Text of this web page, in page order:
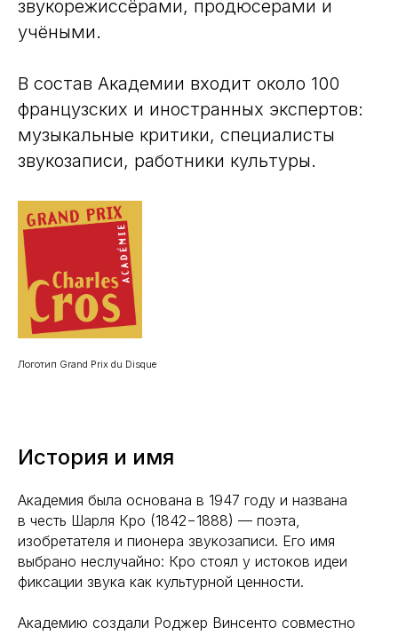
звукорежиссёрами, продюсерами и
учёными.
В состав Академии входит около 100
французских и иностранных экспертов:
музыкальные критики, специалисты
звукозаписи, работники культуры.
Логотип Grand Prix du Disque
История и имя
Академия была основана в 1947 году и названа
в честь Шарля Кро (1842−1888) — поэта,
изобретателя и пионера звукозаписи. Его имя
выбрано неслучайно: Кро стоял у истоков идеи
фиксации звука как культурной ценности.
Академию создали Роджер Винсенто совместно